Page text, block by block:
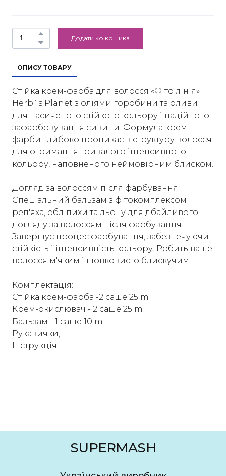
Додати ко кошика
ОПИСУ ТОВАРУ
Стійка крем-фарба для волосся «Фіто лінія»
Нerb`s Planet з оліями горобини та оливи
для насиченого стійкого кольору і надійного
зафарбовування сивини. Формула крем-
фарби глибоко проникає в структуру волосся
для отримання тривалого інтенсивного
кольору, наповненого неймовірним блиском.
Догляд за волоссям після фарбування.
Спеціальний бальзам з фітокомплексом
реп'яха, обліпихи та льону для дбайливого
догляду за волоссям після фарбування.
Завершує процес фарбування, забезпечуючи
стійкість і інтенсивність кольору. Робить ваше
волосся м'яким і шовковисто блискучим.
Комплектація:
Стійка крем-фарба -2 саше 25 ml
Крем-окислювач - 2 саше 25 ml
Бальзам - 1 саше 10 ml
Рукавички,
Інструкція
SUPERMASH